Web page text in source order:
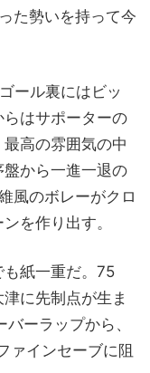
た勢いを持って今
ール裏にはビッ
はサポーターの
高の雰囲気の中
から一進一退の
風のボレーがクロ
を作り出す。
も紙一重だ。75
に先制点が生ま
ーラップから、
ァインセーブに阻